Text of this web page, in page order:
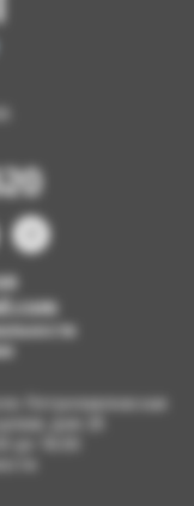
Петропавловская